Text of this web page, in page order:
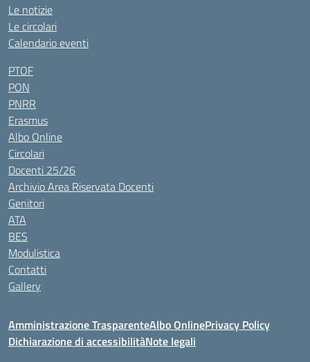
Le notizie
Le circolari
Calendario eventi
PTOF
PON
PNRR
Erasmus
Albo Online
Circolari
Docenti 25/26
Archivio Area Riservata Docenti
Genitori
ATA
BES
Modulistica
Contatti
Gallery
Amministrazione TrasparenteAlbo OnlinePrivacy Policy
Dichiarazione di accessibilitàNote legali